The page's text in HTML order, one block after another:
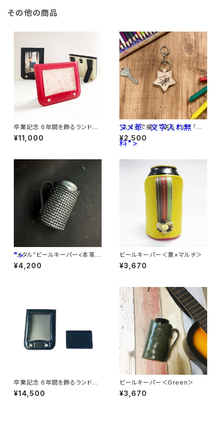
その他の商品
卒業記念 6年間を飾るランドセ
ルフレーム （ランドセルリメイ
ク） <横向きタイプ>
¥11,000
ヌメ革 文字入れ無
料">
"スマホで撮って送るだけ" 「子
供の絵」から作る世界で一つの
キーホルダー <星型> ヌメ
¥2,500
">
"メタル"ビールキーパー<本革製
>
¥4,200
ビールキーパー＜黄×マルチ＞
¥3,670
卒業記念 6年間を飾るランドセ
ルフレーム （ランドセルリメイ
ク） 名刺入れセット
¥14,500
ビールキーパー＜Green＞
¥3,670